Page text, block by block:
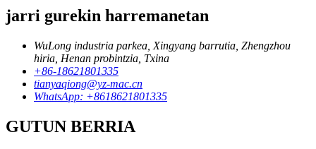
jarri gurekin harremanetan
WuLong industria parkea, Xingyang barrutia, Zhengzhou
hiria, Henan probintzia, Txina
+86-18621801335
tianyaqiong@yz-mac.cn
WhatsApp: +8618621801335
GUTUN BERRIA